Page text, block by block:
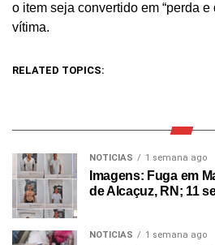
o item seja convertido em “perda
vítima.
RELATED TOPICS:
NOTICIAS 1 semana ago
Imagens: Fuga em
de Alcaçuz, RN; 11
NOTICIAS 1 semana ago